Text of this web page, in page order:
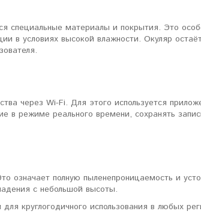
специальные материалы и покрытия. Это
в условиях высокой влажности. Окуляр
через Wi-Fi. Для этого используется
в режиме реального времени, сохранять
означает полную пыленепроницаемость и
с небольшой высоты.
круглогодичного использования в любых